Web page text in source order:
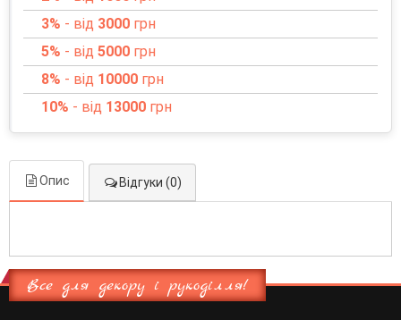
3% - від 3000 грн
5% - від 5000 грн
8% - від 10000 грн
10% - від 13000 грн
Опис Відгуки (0)
Все для декору і рукоділля!